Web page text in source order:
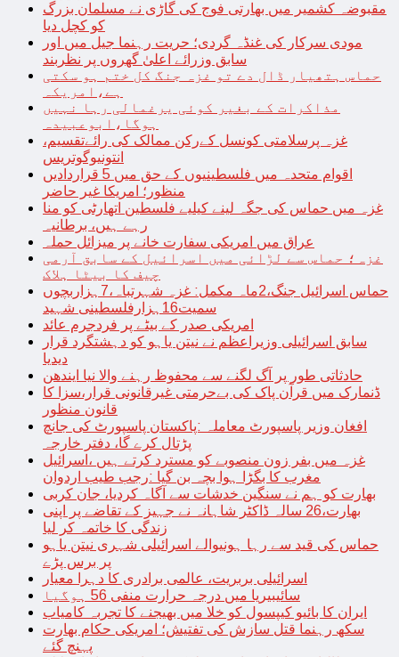
مقبوضہ کشمیر میں بھارتی فوج کی گاڑی نے مسلمان بزرگ
کو کچل دیا
مودی سرکار کی غنڈہ گردی؛ حریت رہنما جیل میں اور
سابق وزرائے اعلیٰ گھروں پر نظربند
حماس ہتھیار ڈال دے تو غزہ جنگ کل ختم ہو سکتی
ہے،امریکہ
مذاکرات کے بغیر کوئی یرغمالی رہا نہیں
ہوگا،ابوعبیدہ
غزہ پرسلامتی کونسل کےرکن ممالک کی رائےتقسیم،
انتونیوگوتریس
اقوام متحدہ میں فلسطینیوں کے حق میں 5 قراردادیں
منظور؛ امریکا غیر حاضر
غزہ میں حماس کی جگہ لینے کیلیے فلسطین اتھارٹی کو منا
رہے ہیں، برطانیہ
عراق میں امریکی سفارت خانے پر میزائل حملہ
غزہ؛ حماس سے لڑائی میں اسرائیل کے سابق آرمی
چیف کا بیٹا ہلاک
حماس اسرائیل جنگ،2ماہ مکمل: غزہ شہرتباہ،7ہزاربچوں
سمیت16ہزارفلسطینی شہید
امریکی صدر کے بیٹے پر فردجرم عائد
سابق اسرائیلی وزیراعظم نے نیتن یاہو کو دہشتگرد قرار
دیدیا
حادثاتی طور پر آگ لگنے سے محفوظ رہنے والا نیا ایندھن
ڈنمارک میں قرآن پاک کی بےحرمتی غیرقانونی قرار،سزا کا
قانون منظور
افغان وزیر پاسپورٹ معاملہ :پاکستان پاسپورٹ کی جانچ
پڑتال کرے گا، دفتر خارجہ
غزہ میں بفر زون منصوبے کو مسترد کرتے ہیں ،اسرائیل
مغرب کا بگڑا ہوا بچہ بن گیا :رجب طیب اردوان
بھارت کو ہم نے سنگین خدشات سے آگاہ کردیا، جان کربی
بھارت،26 سالہ ڈاکٹر شاہانہ نے جہیز کے تقاضے پر اپنی
زندگی کا خاتمہ کر لیا
حماس کی قید سے رہا ہونیوالے اسرائیلی شہری نیتن یاہو
پر برس پڑے
اسرائیلی بربریت، عالمی برادری کا دہرا معیار
سائیبیریا میں درجہ حرارت منفی 56 ہوگیا
ایران کا بائیو کیپسول کو خلا میں بھیجنے کا تجربہ کامیاب
سکھ رہنما قتل سازش کی تفتیش؛ امریکی حکام بھارت
پہنچ گئے